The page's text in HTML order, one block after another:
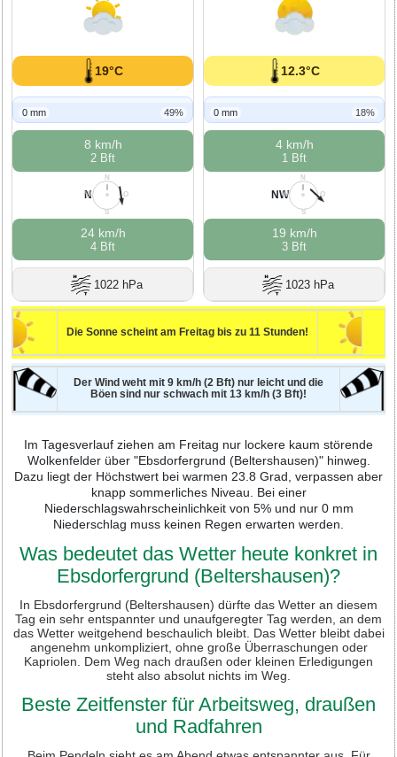
19°C
0 mm 49%
8 km/h
2 Bft
N
O
S
W
N
24 km/h
4 Bft
1022 hPa
12.3°C
0 mm 18%
4 km/h
1 Bft
N
O
S
W
NW
19 km/h
3 Bft
1023 hPa
Die Sonne scheint am Freitag bis zu 11 Stunden!
Der Wind weht mit 9 km/h (2 Bft) nur leicht und die
Böen sind nur schwach mit 13 km/h (3 Bft)!
Im Tagesverlauf ziehen am Freitag nur lockere kaum störende
Wolkenfelder über "Ebsdorfergrund (Beltershausen)" hinweg.
Dazu liegt der Höchstwert bei warmen 23.8 Grad, verpassen aber
knapp sommerliches Niveau. Bei einer
Niederschlagswahrscheinlichkeit von 5% und nur 0 mm
Niederschlag muss keinen Regen erwarten werden.
Was bedeutet das Wetter heute konkret in
Ebsdorfergrund (Beltershausen)?
In Ebsdorfergrund (Beltershausen) dürfte das Wetter an diesem
Tag ein sehr entspannter und unaufgeregter Tag werden, an dem
das Wetter weitgehend beschaulich bleibt. Das Wetter bleibt dabei
angenehm unkompliziert, ohne große Überraschungen oder
Kapriolen. Dem Weg nach draußen oder kleinen Erledigungen
steht also absolut nichts im Weg.
Beste Zeitfenster für Arbeitsweg, draußen
und Radfahren